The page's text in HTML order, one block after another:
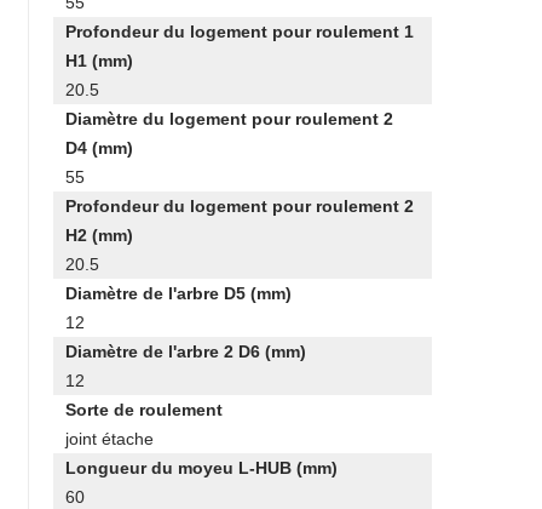
Profondeur du logement pour roulement 1
H1 (mm)
20.5
Diamètre du logement pour roulement 2
D4 (mm)
55
Profondeur du logement pour roulement 2
H2 (mm)
20.5
Diamètre de l'arbre D5 (mm)
12
Diamètre de l'arbre 2 D6 (mm)
12
Sorte de roulement
joint étache
Longueur du moyeu L-HUB (mm)
60